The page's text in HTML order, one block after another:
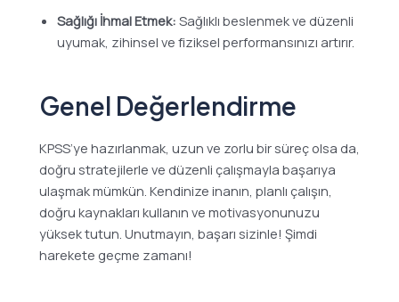
Sağlığı İhmal Etmek: Sağlıklı beslenmek ve düzenli
uyumak, zihinsel ve fiziksel performansınızı artırır.
Genel Değerlendirme
KPSS’ye hazırlanmak, uzun ve zorlu bir süreç olsa da,
doğru stratejilerle ve düzenli çalışmayla başarıya
ulaşmak mümkün. Kendinize inanın, planlı çalışın,
doğru kaynakları kullanın ve motivasyonunuzu
yüksek tutun. Unutmayın, başarı sizinle! Şimdi
harekete geçme zamanı!